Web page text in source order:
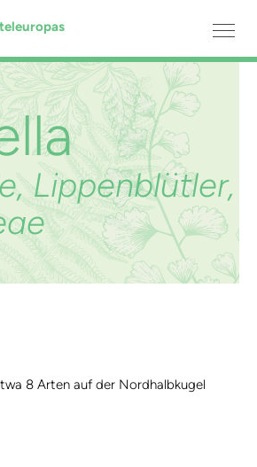
Lippenblütler,
8 Arten auf der Nordhalbkugel